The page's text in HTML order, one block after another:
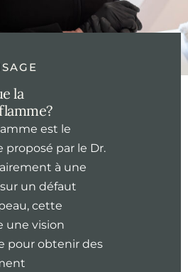
la
est le
par le Dr.
à une
un défaut
cette
une vision
pour obtenir des